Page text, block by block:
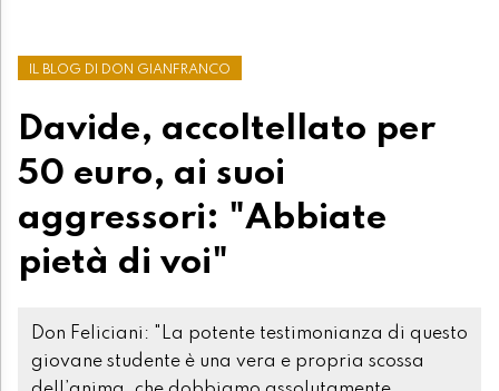
IL BLOG DI DON GIANFRANCO
Davide, accoltellato per
50 euro, ai suoi
aggressori: "Abbiate
pietà di voi"
Don Feliciani: "La potente testimonianza di questo
giovane studente è una vera e propria scossa